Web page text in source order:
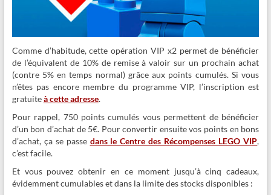
Comme d’habitude, cette opération VIP x2 permet de bénéficier
de l’équivalent de 10% de remise à valoir sur un prochain achat
(contre 5% en temps normal) grâce aux points cumulés. Si vous
n’êtes pas encore membre du programme VIP, l’inscription est
gratuiteà cette adresse.
Pour rappel, 750 points cumulés vous permettent de bénéficier
d’un bon d’achat de 5€. Pour convertir ensuite vos points en bons
d’achat, ça se passe dans le Centre des Récompenses LEGO VIP,
c’est facile.
Et vous pouvez obtenir en ce moment jusqu’à cinq cadeaux,
évidemment cumulables et dans la limite des stocks disponibles :